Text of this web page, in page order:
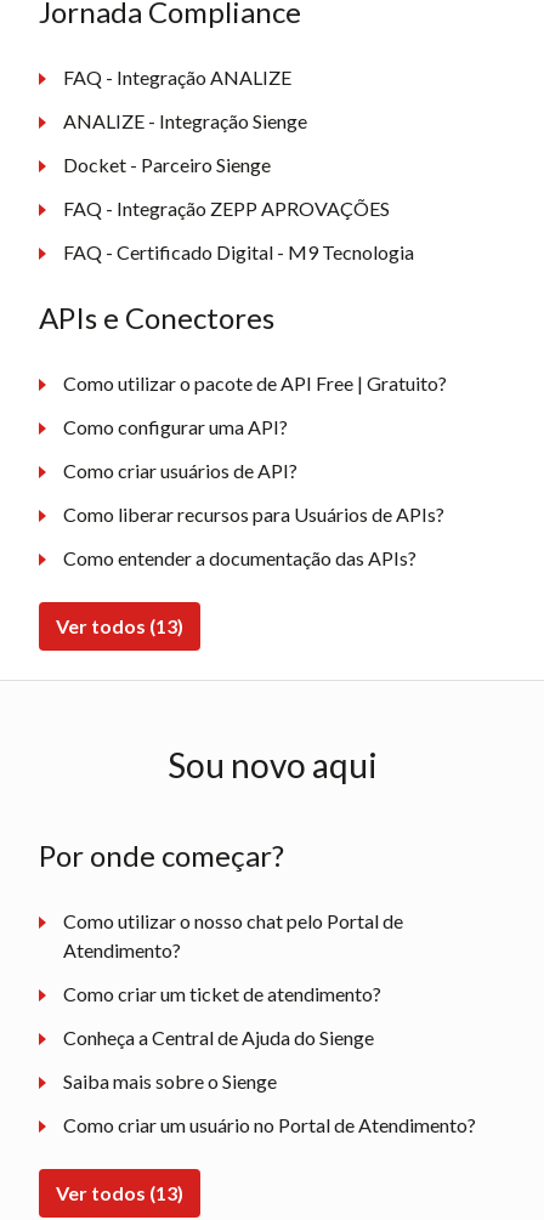
Jornada Compliance
FAQ - Integração ANALIZE
ANALIZE - Integração Sienge
Docket - Parceiro Sienge
FAQ - Integração ZEPP APROVAÇÕES
FAQ - Certificado Digital - M9 Tecnologia
APIs e Conectores
Como utilizar o pacote de API Free | Gratuito?
Como configurar uma API?
Como criar usuários de API?
Como liberar recursos para Usuários de APIs?
Como entender a documentação das APIs?
Ver todos (13)
Sou novo aqui
Por onde começar?
Como utilizar o nosso chat pelo Portal de
Atendimento?
Como criar um ticket de atendimento?
Conheça a Central de Ajuda do Sienge
Saiba mais sobre o Sienge
Como criar um usuário no Portal de Atendimento?
Ver todos (13)